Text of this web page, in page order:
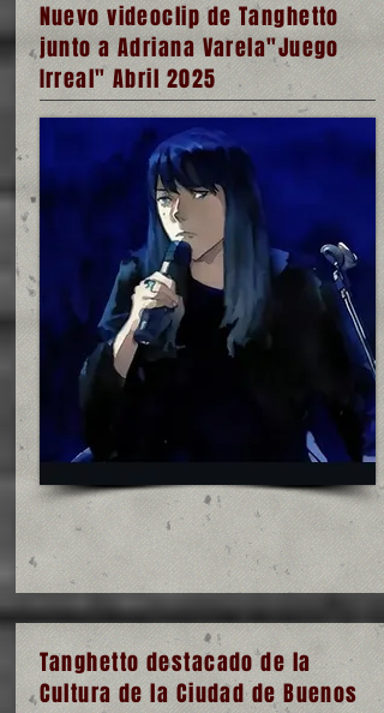
Nuevo videoclip de Tanghetto
junto a Adriana Varela"Juego
Irreal" Abril 2025
Tanghetto destacado de la
Cultura de la Ciudad de Buenos